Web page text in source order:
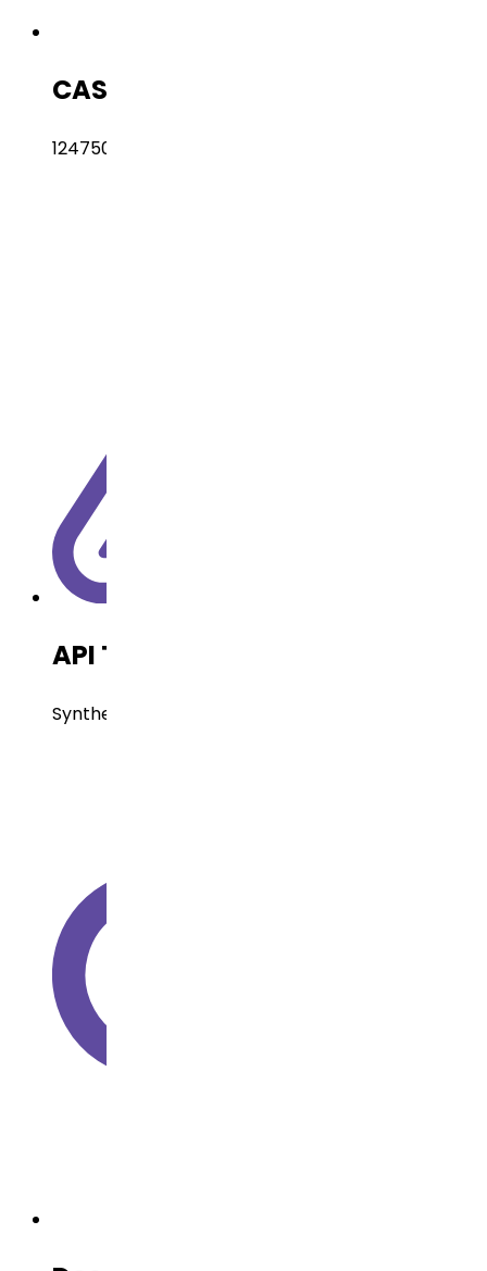
CAS Number
124750-99-8
API Technology
Synthetic